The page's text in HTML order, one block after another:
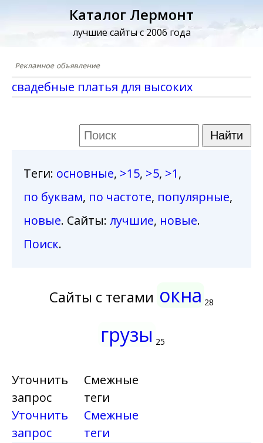
Каталог Лермонт
лучшие сайты с 2006 года
свадебные платья для высоких
Теги: основные, >15, >5, >1,
по буквам, по частоте, популярные,
новые. Сайты: лучшие, новые.
Поиск.
Сайты с тегами окна 28
грузы 25
Уточнить
запрос
Уточнить
запрос
Смежные
теги
Смежные
теги